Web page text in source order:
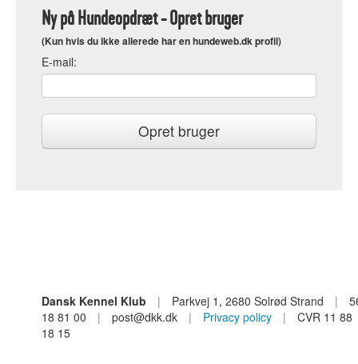
Ny på Hundeopdræt - Opret bruger
(Kun hvis du ikke allerede har en hundeweb.dk profil)
E-mail:
Dansk Kennel Klub | Parkvej 1, 2680 Solrød Strand |
18 81 00
| post@dkk.dk | Privacy policy |
CVR 11 88
18 15